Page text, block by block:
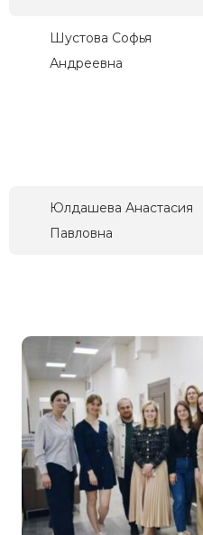
Шустова Софья
Андреевна
Юлдашева Анастасия
Павловна